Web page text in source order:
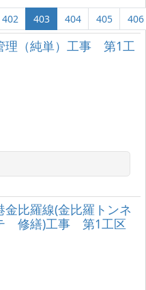
402 403 404 405 406
理（純単）工事 第1工
比羅線(金比羅トンネ
修繕)工事 第1工区